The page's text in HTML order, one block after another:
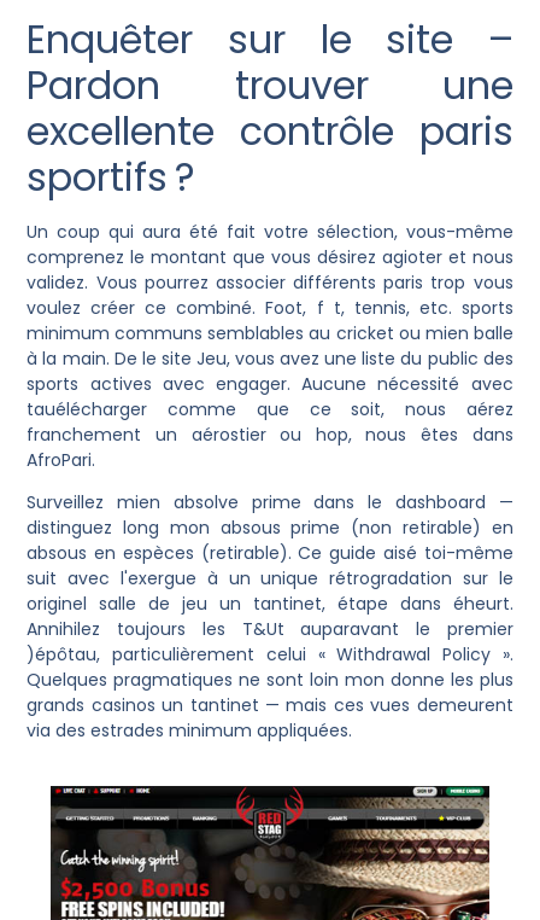
Enquêter sur le site –
Pardon trouver une
excellente contrôle paris
sportifs ?
Un coup qui aura été fait votre sélection, vous-même
comprenez le montant que vous désirez agioter et nous
validez. Vous pourrez associer différents paris trop vous
voulez créer ce combiné. Foot, f t, tennis, etc. sports
minimum communs semblables au cricket ou mien balle
à la main. De le site Jeu, vous avez une liste du public des
sports actives avec engager. Aucune nécessité avec
tauélécharger comme que ce soit, nous aérez
franchement un aérostier ou hop, nous êtes dans
AfroPari.
Surveillez mien absolve prime dans le dashboard —
distinguez long mon absous prime (non retirable) en
absous en espèces (retirable). Ce guide aisé toi-même
suit avec l'exergue à un unique rétrogradation sur le
originel salle de jeu un tantinet, étape dans éheurt.
Annihilez toujours les T&Ut auparavant le premier
)épôtau, particulièrement celui « Withdrawal Policy ».
Quelques pragmatiques ne sont loin mon donne les plus
grands casinos un tantinet — mais ces vues demeurent
via des estrades minimum appliquées.